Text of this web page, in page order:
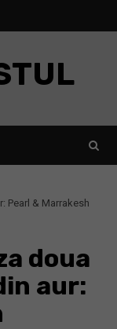
Pearl & Marrakesh
doua
aur: